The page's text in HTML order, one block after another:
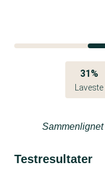
31%
Laveste
Testresultater